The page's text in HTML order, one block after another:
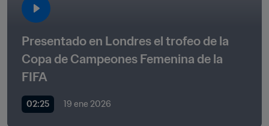
Presentado en Londres el trofeo de la
Copa de Campeones Femenina de la
FIFA
02:25 19 ene 2026